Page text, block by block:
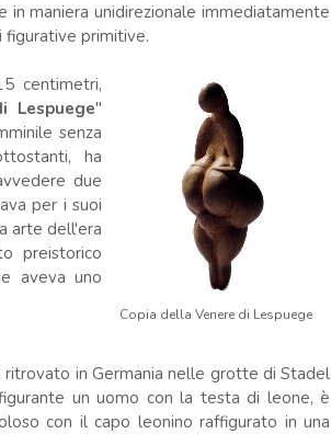
maniera unidirezionale immediatamente
figurative primitive.
Copia della Venere di Lespuege
centimetri,
Lespuege"
senza
ha
due
per i suoi
arte dell'era
preistorico
aveva uno
in Germania nelle grotte di Stadel
un uomo con la testa di leone, è
con il capo leonino raffigurato in una